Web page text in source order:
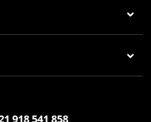
918 541 858